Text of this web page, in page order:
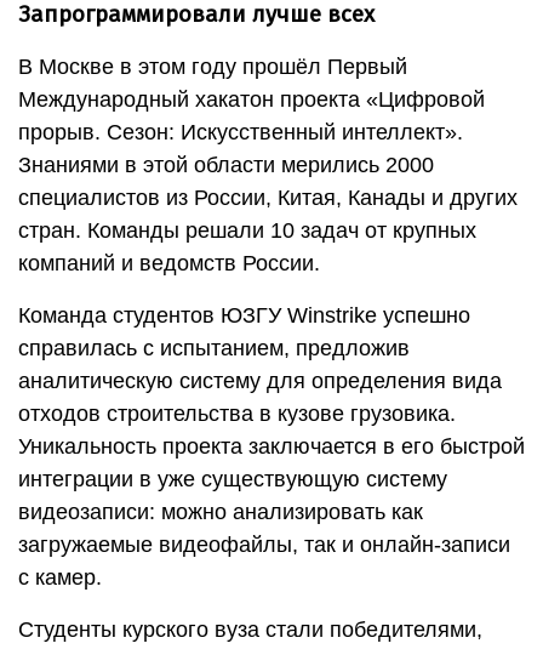
Запрограммировали лучше всех
В Москве в этом году прошёл Первый
Международный хакатон проекта «Цифровой
прорыв. Сезон: Искусственный интеллект».
Знаниями в этой области мерились 2000
специалистов из России, Китая, Канады и других
стран. Команды решали 10 задач от крупных
компаний и ведомств России.
Команда студентов ЮЗГУ Winstrike успешно
справилась с испытанием, предложив
аналитическую систему для определения вида
отходов строительства в кузове грузовика.
Уникальность проекта заключается в его быстрой
интеграции в уже существующую систему
видеозаписи: можно анализировать как
загружаемые видеофайлы, так и онлайн-записи
с камер.
Студенты курского вуза стали победителями,